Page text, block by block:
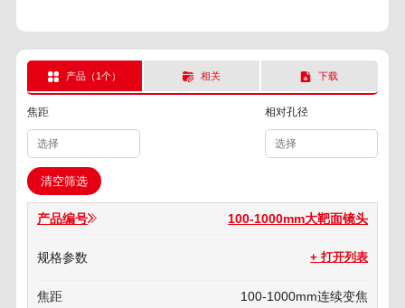
产品（1个） 相关 下载
焦距
选择
相对孔径
选择
清空筛选
100-1000mm大靶面镜头
+ 打开列表
100-1000mm连续变焦